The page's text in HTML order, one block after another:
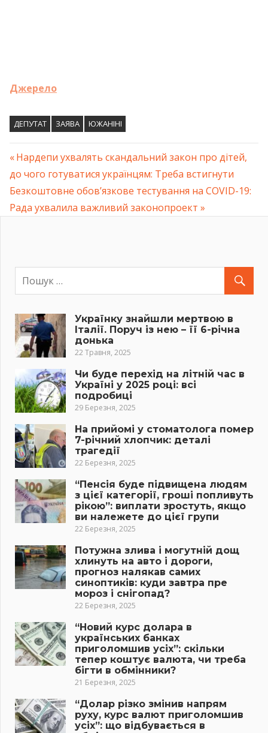
Джерело
ДЕПУТАТ ЗАЯВА ЮЖАНІНІ
Навігація
записів
Previous
Post:
Нардепи ухвалять скандальний закон про дітей,
до чого готуватися українцям: Треба встигнути
Next
Post:
Безкоштовне обов’язкове тестування на COVID-19:
Рада ухвалила важливий законопроект
Українку знайшли мертвою в
Італії. Поруч із нею – її 6-річна
донька
22 Травня, 2025
Чи буде перехід на літній час в
Україні у 2025 році: всі
подробиці
29 Березня, 2025
На прийомі у стоматолога помер
7-річний хлопчик: деталі
трагедії
22 Березня, 2025
“Пенсія буде підвищена людям
з цієї категорії, гроші попливуть
рікою”: виплати зростуть, якщо
ви належете до цієї групи
22 Березня, 2025
Потужна злива і могутній дощ
хлинуть на авто і дороги,
прогноз налякав самих
синоптиків: куди завтра пре
мороз і снігопад?
22 Березня, 2025
“Новий курс долара в
українських банках
приголомшив усіх”: скільки
тепер коштує валюта, чи треба
бігти в обмінники?
21 Березня, 2025
“Долар різко змінив напрям
руху, курс валют приголомшив
усіх”: що відбувається в